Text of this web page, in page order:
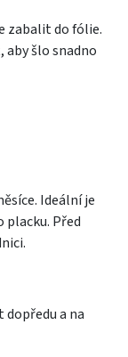
zabalit do fólie.
šlo snadno
Ideální je
placku. Před
a na